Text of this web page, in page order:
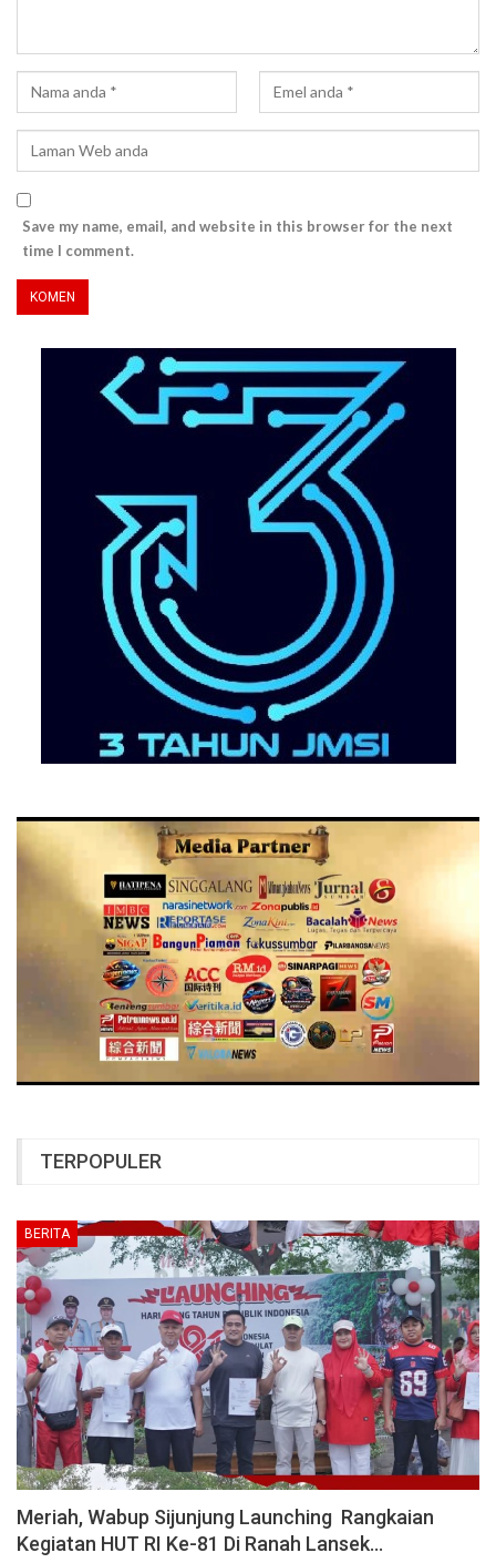
Save my name, email, and website in this browser for the next
time I comment.
TERPOPULER
BERITA
Meriah, Wabup Sijunjung Launching Rangkaian
Kegiatan HUT RI Ke-81 Di Ranah Lansek…